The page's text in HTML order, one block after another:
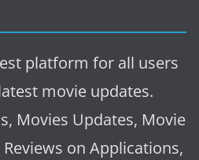
platform for all users
movie updates.
Movies Updates, Movie
on Applications,